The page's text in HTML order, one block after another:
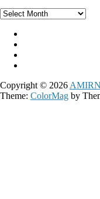
Archives
Copyright © 2026
Theme: ColorMag by